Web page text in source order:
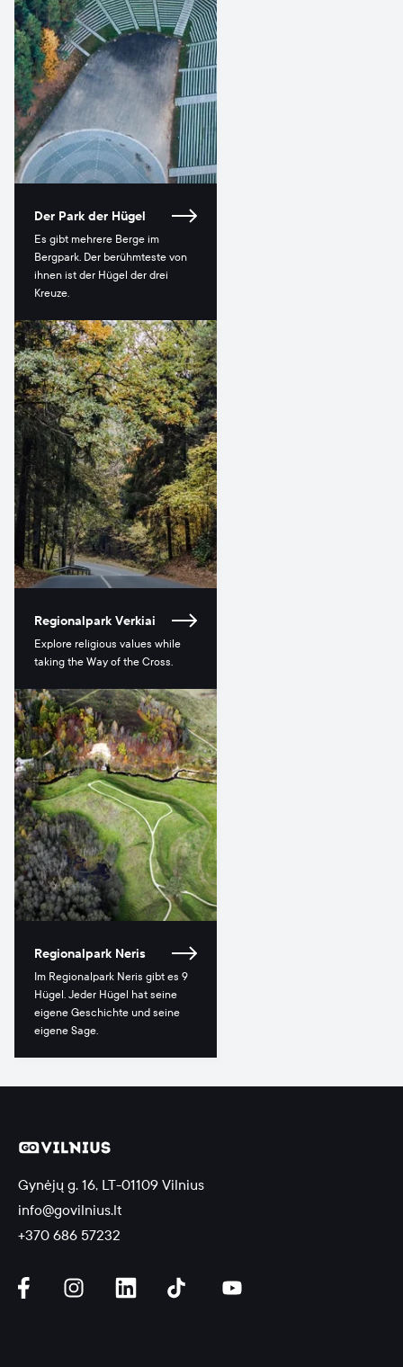
Der Park der Hügel
Es gibt mehrere Berge im
Bergpark. Der berühmteste von
ihnen ist der Hügel der drei
Kreuze.
Regionalpark Verkiai
Explore religious values while
taking the Way of the Cross.
Regionalpark Neris
Im Regionalpark Neris gibt es 9
Hügel. Jeder Hügel hat seine
eigene Geschichte und seine
eigene Sage.
Gynėjų g. 16, LT-01109 Vilnius
info@govilnius.lt
+370 686 57232